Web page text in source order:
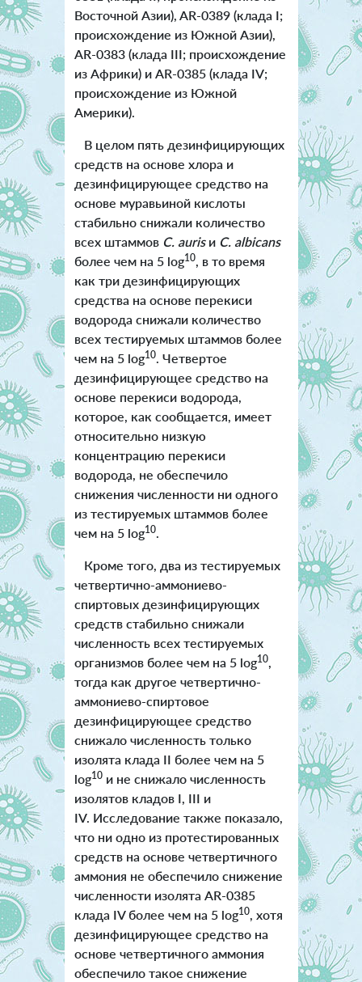
Восточной Азии), AR-0389 (клада I;
происхождение из Южной Азии),
AR-0383 (клада III; происхождение
из Африки) и AR-0385 (клада IV;
происхождение из Южной
Америки).
В целом пять дезинфицирующих
средств на основе хлора и
дезинфицирующее средство на
основе муравьиной кислоты
стабильно снижали количество
всех штаммов C. aurisи C. albicans
более чем на 5 log10, в то время
как три дезинфицирующих
средства на основе перекиси
водорода снижали количество
всех тестируемых штаммов более
чем на 5 log10. Четвертое
дезинфицирующее средство на
основе перекиси водорода,
которое, как сообщается, имеет
относительно низкую
концентрацию перекиси
водорода, не обеспечило
снижения численности ни одного
из тестируемых штаммов более
чем на 5 log10.
Кроме того, два из тестируемых
четвертично-аммониево-
спиртовых дезинфицирующих
средств стабильно снижали
численность всех тестируемых
организмов более чем на 5 log10,
тогда как другое четвертично-
аммониево-спиртовое
дезинфицирующее средство
снижало численность только
изолята клада II более чем на 5
log10и не снижало численность
изолятов кладов I, III и
IV. Исследование также показало,
что ни одно из протестированных
средств на основе четвертичного
аммония не обеспечило снижение
численности изолята AR-0385
клада IV более чем на 5 log10, хотя
дезинфицирующее средство на
основе четвертичного аммония
обеспечило такое снижение